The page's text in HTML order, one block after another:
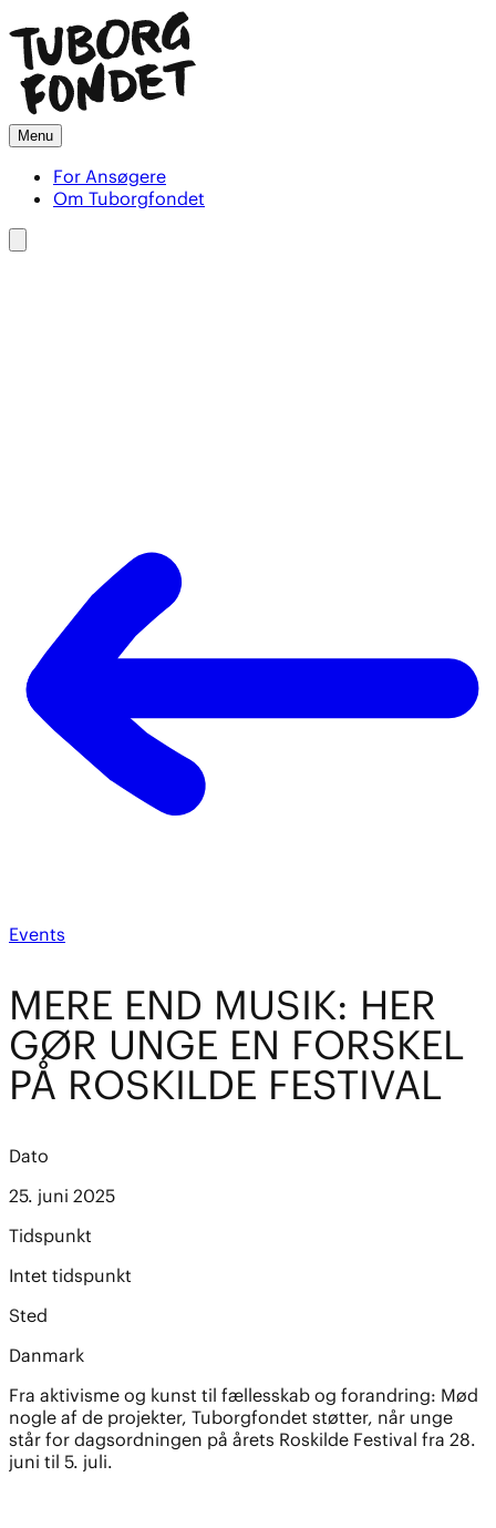
Menu
For Ansøgere
Om Tuborgfondet
Events
MERE END MUSIK: HER
GØR UNGE EN FORSKEL
PÅ ROSKILDE FESTIVAL
Dato
25. juni 2025
Tidspunkt
Intet tidspunkt
Sted
Danmark
Fra aktivisme og kunst til fællesskab og forandring: Mød
nogle af de projekter, Tuborgfondet støtter, når unge
står for dagsordningen på årets Roskilde Festival fra 28.
juni til 5. juli.